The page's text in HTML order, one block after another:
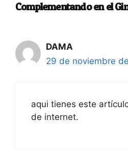
Complementando en el
DAMA
29 de noviembre
aqui tienes este
de internet.